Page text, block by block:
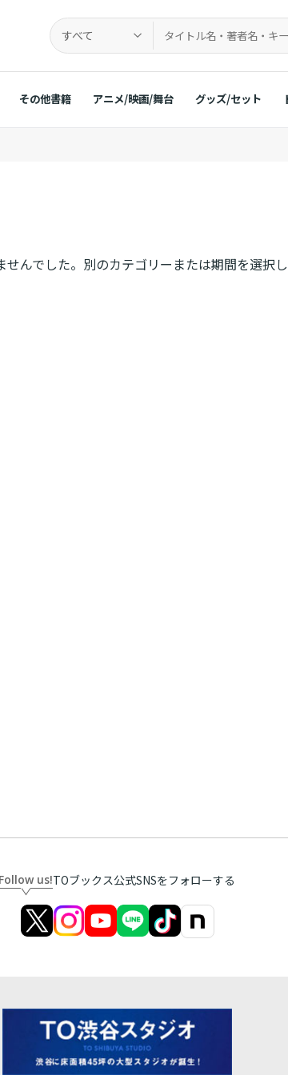
すべて
その他書籍 アニメ/映画/舞台 グッズ/セット
んでした。別のカテゴリーまたは期間を選択し
Follow us!TOブックス公式SNSをフォローする